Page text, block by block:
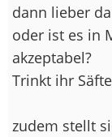
dann lieber
oder ist es in
akzeptabel?
Trinkt ihr
zudem stellt